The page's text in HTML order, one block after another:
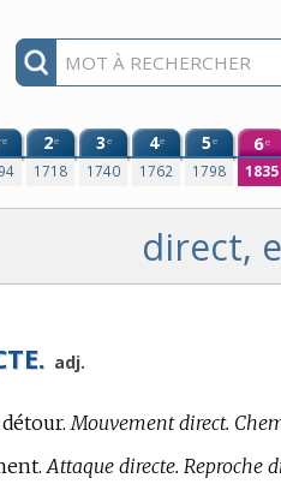
re 2e
1718
3e
1740
4e
1762
5e
1798
6e
1835
direct,
adj.
Mouvement direct.
Attaque directe. Reproche